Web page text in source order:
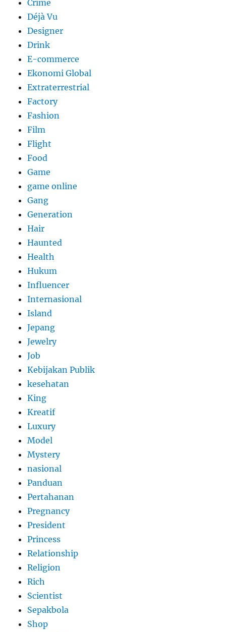
Crime
Déjà Vu
Designer
Drink
E-commerce
Ekonomi Global
Extraterrestrial
Factory
Fashion
Film
Flight
Food
Game
game online
Gang
Generation
Hair
Haunted
Health
Hukum
Influencer
Internasional
Island
Jepang
Jewelry
Job
Kebijakan Publik
kesehatan
King
Kreatif
Luxury
Model
Mystery
nasional
Panduan
Pertahanan
Pregnancy
President
Princess
Relationship
Religion
Rich
Scientist
Sepakbola
Shop